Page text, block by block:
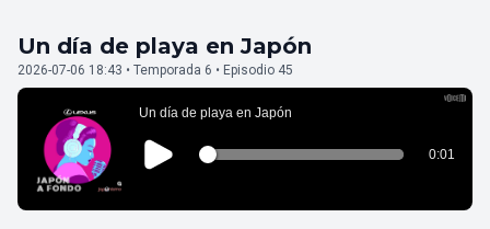
Un día de playa en Japón
2026-07-06 18:43 • Temporada 6 • Episodio 45